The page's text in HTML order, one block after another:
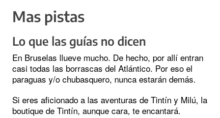
Mas pistas
Lo que las guías no dicen
En Bruselas llueve mucho. De hecho, por allí entran
casi todas las borrascas del Atlántico. Por eso el
paraguas y/o chubasquero, nunca estarán demás.
Si eres aficionado a las aventuras de Tintín y Milú, la
boutique de Tintín, aunque cara, te encantará.